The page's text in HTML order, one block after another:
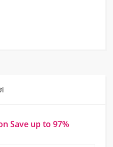
Save up to 97%